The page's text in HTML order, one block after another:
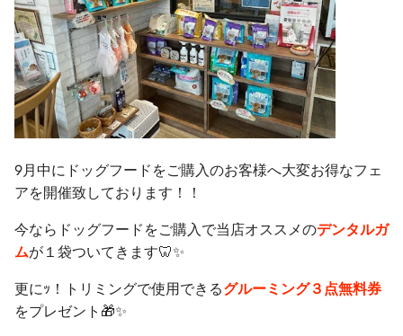
9月中にドッグフードをご購入のお客様へ大変お得なフェ
アを開催致しております！！
今ならドッグフードをご購入で当店オススメのデンタルガ
ムが１袋ついてきます🦷✨
更にｯ！トリミングで使用できるグルーミング３点無料券
をプレゼント🎁✨